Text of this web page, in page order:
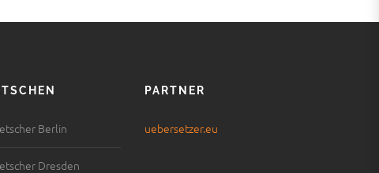
Berlin
Dresden
PARTNER
uebersetzer.eu